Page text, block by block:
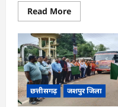
Read MoreRead
more
CG
:
अनवर
ढेबर
को
जमानत,
छत्तीसगढ़
से
छत्तीसगढ़ जशपुर जिला